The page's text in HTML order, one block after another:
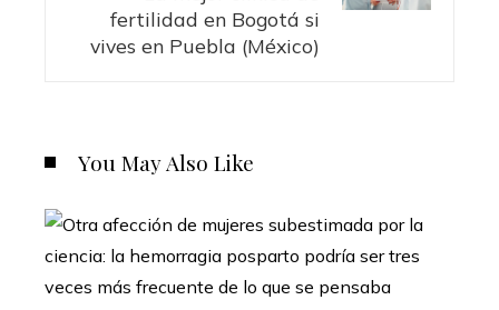
fertilidad en Bogotá si
vives en Puebla (México)
You May Also Like